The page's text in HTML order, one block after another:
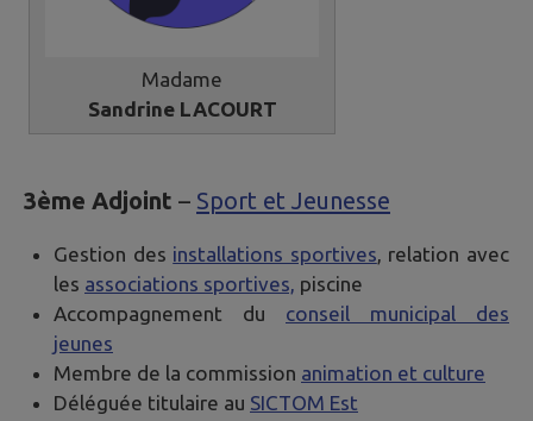
Madame
Sandrine LACOURT
3ème Adjoint – Sport et Jeunesse
Gestion des installations sportives , relation avec
les associations sportives, piscine
Accompagnement du conseil municipal des
jeunes
Membre de la commission animation et culture
Déléguée titulaire au SICTOM Est